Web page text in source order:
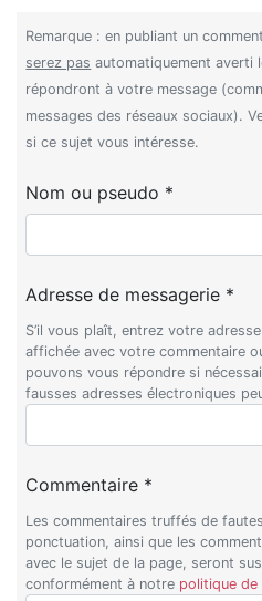
Remarque : en publiant un
serez pas automatiquement averti
répondront à votre message
messages des réseaux sociaux).
si ce sujet vous intéresse.
Nom ou pseudo *
Adresse de messagerie *
S’il vous plaît, entrez votre
affichée avec votre commentaire
pouvons vous répondre si
fausses adresses électroniques
Commentaire *
Les commentaires truffés de
ponctuation, ainsi que les
avec le sujet de la page, seront
conformément à notre politique de